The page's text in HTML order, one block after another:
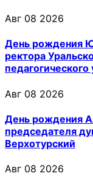
Авг 08 2026
День рождения
ректора
Авг 08 2026
День рождения
председателя
Верхотурский
Авг 08 2026